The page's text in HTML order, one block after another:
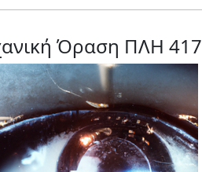
Όραση ΠΛΗ 417